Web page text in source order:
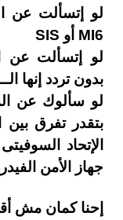
لو إتسألت عن
MI6 أو SIS
لو إتسألت عن
بدون تردد إنها الــ MOSAD
لو سألوك عن
جهاز الأمن